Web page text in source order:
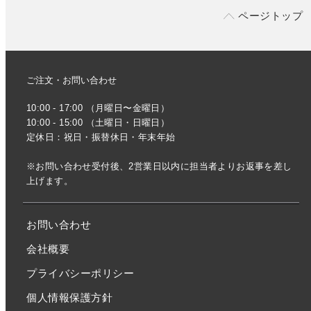
ページトップ
ご注文・お問い合わせ
10:00 - 17:00 （月曜日〜金曜日）
10:00 - 15:00 （土曜日・日曜日）
定休日：祝日・振替休日・年末年始
※お問い合わせ受付後、2営業日以内に担当者よりお返事を差し
上げます。
お問い合わせ
会社概要
プライバシーポリシー
個人情報保護方針